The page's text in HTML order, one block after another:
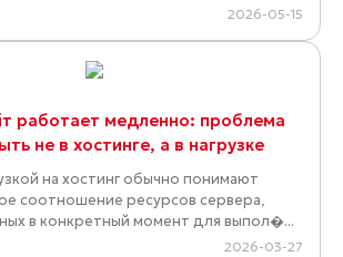
2026-05-15
работает медленно: проблема
не в хостинге, а в нагрузке
на хостинг обычно понимают
соотношение ресурсов сервера,
в конкретный момент для выпол�...
2026-03-27